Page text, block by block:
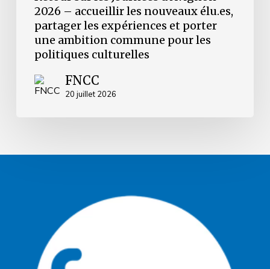
commune
politiques
culturelles
2026 – accueillir les nouveaux élu.es,
partager les expériences et porter
une ambition commune pour les
politiques culturelles
FNCC
20 juillet 2026